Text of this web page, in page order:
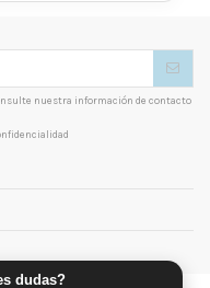
nuestra información de contacto
dudas?